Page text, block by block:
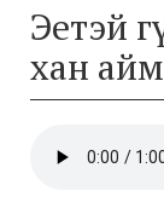
Эетэй
хан